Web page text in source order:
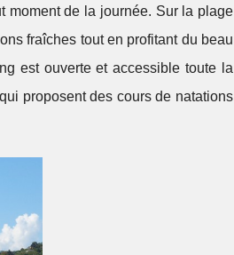
moment de la journée. Sur la plage
fraîches tout en profitant du beau
est ouverte et accessible toute la
proposent des cours de natations